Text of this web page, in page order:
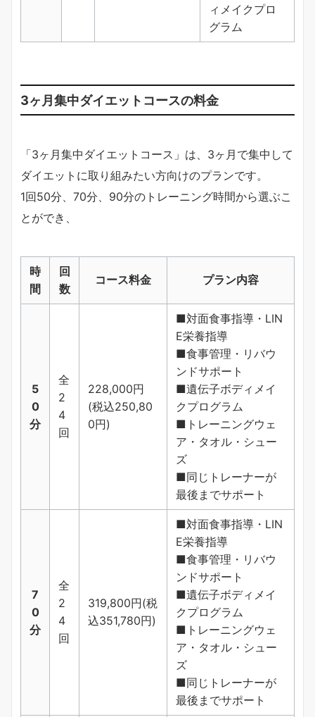
ィメイクプロ
グラム
3ヶ月集中ダイエットコースの料金
「3ヶ月集中ダイエットコース」は、3ヶ月で集中して
ダイエットに取り組みたい方向けのプランです。
1回50分、70分、90分のトレーニング時間から選ぶこ
とができ、
時
間
回
数
コース料金 プラン内容
5
0
分
全
2
4
回
228,000円
(税込250,80
0円)
■対面食事指導・LIN
E栄養指導
■食事管理・リバウ
ンドサポート
■遺伝子ボディメイ
クプログラム
■トレーニングウェ
ア・タオル・シュー
ズ
■同じトレーナーが
最後までサポート
7
0
分
全
2
4
回
319,800円(税
込351,780円)
■対面食事指導・LIN
E栄養指導
■食事管理・リバウ
ンドサポート
■遺伝子ボディメイ
クプログラム
■トレーニングウェ
ア・タオル・シュー
ズ
■同じトレーナーが
最後までサポート